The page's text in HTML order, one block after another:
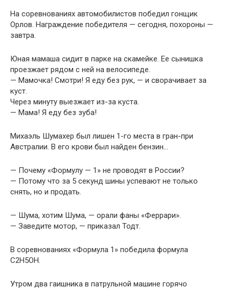
На соревнованиях автомобилистов победил гонщик
Орлов. Награждение победителя — сегодня, похороны —
завтра.
Юная мамаша сидит в парке на скамейке. Ее сынишка
проезжает рядом с ней на велосипеде.
— Мамочка! Смотри! Я еду без рук, — и сворачивает за
куст.
Через минуту выезжает из-за куста.
— Мама! Я еду без зуба!
Михаэль Шумахер был лишен 1-го места в гран-при
Австралии. В его крови был найден бензин…
— Почему «Формулу — 1» не проводят в России?
— Потому что за 5 секунд шины успевают не только
снять, но и продать.
— Шума, хотим Шума, — орали фаны «Феррари».
— Заведите мотор, — приказал Тодт.
В соревнованиях «Формула 1» победила формула
С2H5ОH.
Утром два гаишника в патрульной машине горячо